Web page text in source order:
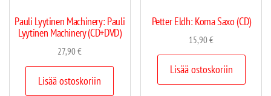
Pauli Lyytinen Machinery: Pauli
Lyytinen Machinery (CD+DVD)
27,90€
Lisää ostoskoriin
Petter Eldh: Koma Saxo (CD)
15,90€
Lisää ostoskoriin